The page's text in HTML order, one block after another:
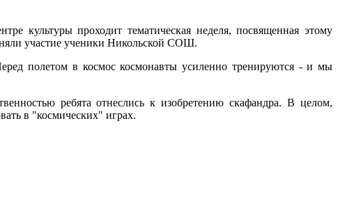
культуры проходит тематическая неделя, посвященная этому
участие ученики Никольской СОШ.
полетом в космос космонавты усиленно тренируются - и мы
ребята отнеслись к изобретению скафандра. В целом,
в "космических" играх.